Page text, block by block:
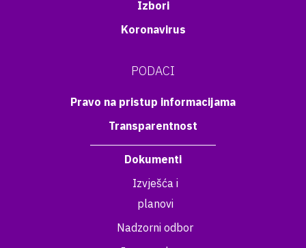
Izbori
Koronavirus
PODACI
Pravo na pristup informacijama
Transparentnost
Dokumenti
Izvješća i
planovi
Nadzorni odbor